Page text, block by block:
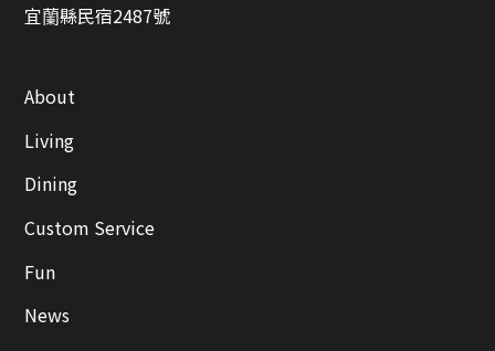
宜蘭縣民宿2487號
About
Living
Dining
Custom Service
Fun
News